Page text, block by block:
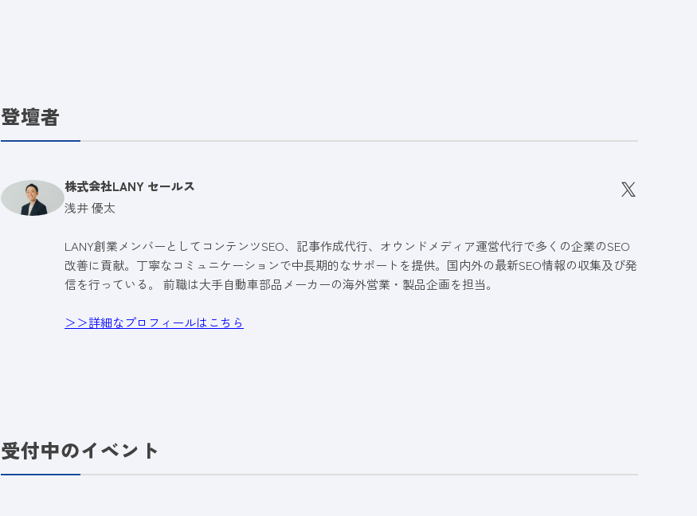
登壇者
株式会社LANY セールス
浅井 優太
LANY創業メンバーとしてコンテンツSEO、記事作成代行、オウンドメディア運営代行で多くの企業のSEO
改善に貢献。丁寧なコミュニケーションで中長期的なサポートを提供。国内外の最新SEO情報の収集及び発
信を行っている。 前職は大手自動車部品メーカーの海外営業・製品企画を担当。
＞＞詳細なプロフィールはこちら
受付中のイベント